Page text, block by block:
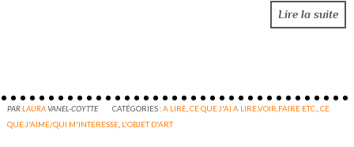
Lire la suite
PARLAURAVANEL-COYTTE CATÉGORIES :A LIRE ,CE QUE J'AI A LIRE,VOIR,FAIRE ETC. ,CE
QUE J'AIME/QUI M'INTERESSE L'OBJET D'ART